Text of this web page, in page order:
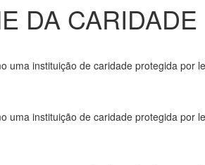
DA CARIDADE
uma instituição de caridade protegida por
uma instituição de caridade protegida por